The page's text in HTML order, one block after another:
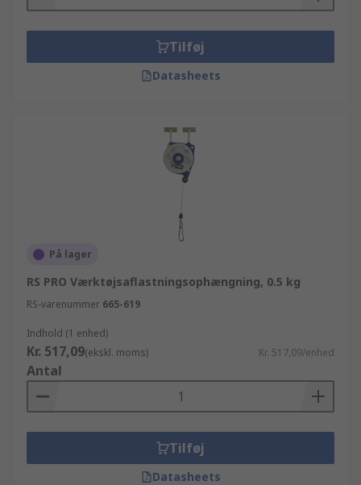
funktionelle, hverdags-artikler fra vores RS
Essentials linje.
Tilføj
Datasheets
På lager
RS PRO Værktøjsaflastningsophængning, 0.5 kg
RS-varenummer 665-619
Indhold (1 enhed)
Kr. 517,09(ekskl. moms) Kr. 517,09/enhed
Antal
Tilføj
Datasheets